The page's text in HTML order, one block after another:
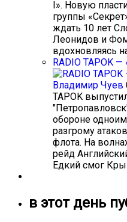
I». Новую
группы
ждать 10 лет
Леонидов и
вдохновляясь
RADIO TAPOK
Владимир Чуев
TAPOK
обороне
разгрому
флота. На
рейд
Едкий смог
в этот день